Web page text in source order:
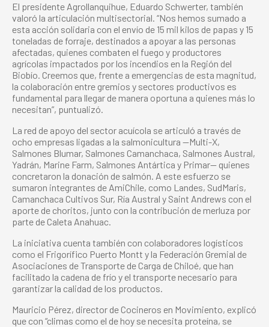
El presidente Agrollanquihue, Eduardo Schwerter, también
valoró la articulación multisectorial. “Nos hemos sumado a
esta acción solidaria con el envío de 15 mil kilos de papas y 15
toneladas de forraje, destinados a apoyar a las personas
afectadas, quienes combaten el fuego y productores
agrícolas impactados por los incendios en la Región del
Biobío. Creemos que, frente a emergencias de esta magnitud,
la colaboración entre gremios y sectores productivos es
fundamental para llegar de manera oportuna a quienes más lo
necesitan”, puntualizó.
La red de apoyo del sector acuícola se articuló a través de
ocho empresas ligadas a la salmonicultura —Multi-X,
Salmones Blumar, Salmones Camanchaca, Salmones Austral,
Yadrán, Marine Farm, Salmones Antártica y Primar— quienes
concretaron la donación de salmón. A este esfuerzo se
sumaron integrantes de AmiChile, como Landes, SudMaris,
Camanchaca Cultivos Sur, Ría Austral y Saint Andrews con el
aporte de choritos, junto con la contribución de merluza por
parte de Caleta Anahuac.
La iniciativa cuenta también con colaboradores logísticos
como el Frigorífico Puerto Montt y la Federación Gremial de
Asociaciones de Transporte de Carga de Chiloé, que han
facilitado la cadena de frío y el transporte necesario para
garantizar la calidad de los productos.
Mauricio Pérez, director de Cocineros en Movimiento, explicó
que con “climas como el de hoy se necesita proteína, se